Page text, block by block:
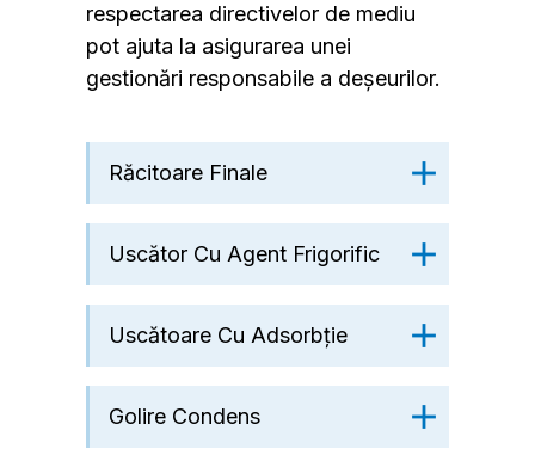
respectarea directivelor de mediu
pot ajuta la asigurarea unei
gestionări responsabile a deșeurilor.
Răcitoare Finale
Uscător Cu Agent Frigorific
Uscătoare Cu Adsorbție
Golire Condens